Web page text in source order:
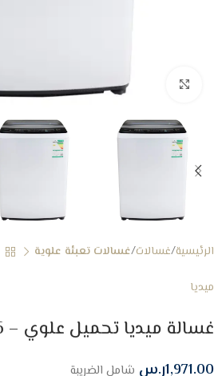
Click to enlarge
الرئيسية غسالات غسالات تعبئة علوية
ميديا
غسالة ميديا تحميل علوي – 16 كيلو – أبيض
1,971.00ر.س شامل الضريبة